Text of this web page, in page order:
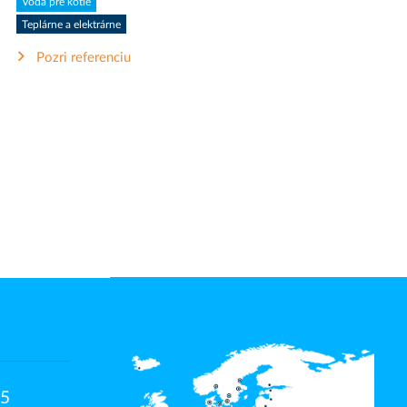
Teplárne a elektrárne
Pozri referenciu